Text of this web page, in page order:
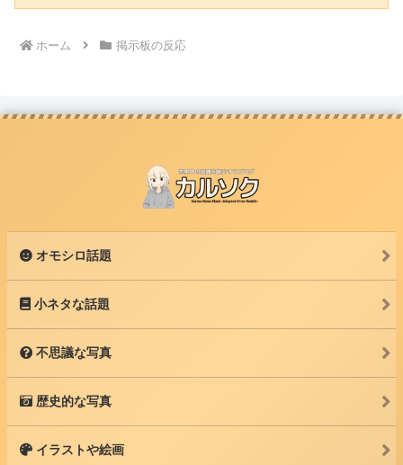
ホーム 掲示板の反応
オモシロ話題
小ネタな話題
不思議な写真
歴史的な写真
イラストや絵画